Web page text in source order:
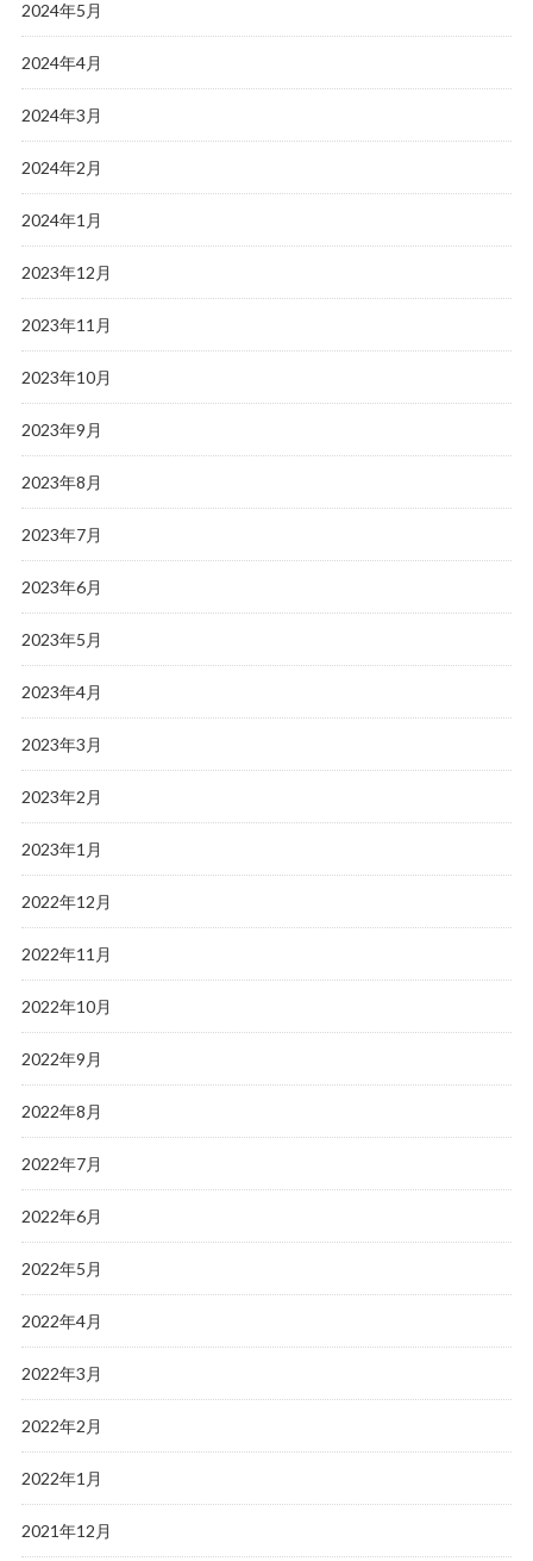
2024年5月
2024年4月
2024年3月
2024年2月
2024年1月
2023年12月
2023年11月
2023年10月
2023年9月
2023年8月
2023年7月
2023年6月
2023年5月
2023年4月
2023年3月
2023年2月
2023年1月
2022年12月
2022年11月
2022年10月
2022年9月
2022年8月
2022年7月
2022年6月
2022年5月
2022年4月
2022年3月
2022年2月
2022年1月
2021年12月